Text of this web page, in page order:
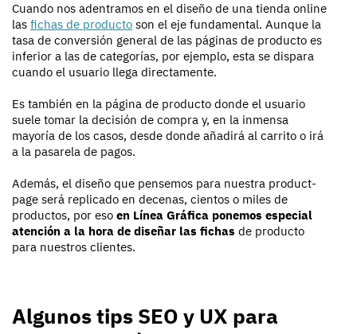
Cuando nos adentramos en el diseño de una tienda online
las fichas de producto son el eje fundamental. Aunque la
tasa de conversión general de las páginas de producto es
inferior a las de categorías, por ejemplo, esta se dispara
cuando el usuario llega directamente.
Es también en la página de producto donde el usuario
suele tomar la decisión de compra y, en la inmensa
mayoría de los casos, desde donde añadirá al carrito o irá
a la pasarela de pagos.
Además, el diseño que pensemos para nuestra product-
page será replicado en decenas, cientos o miles de
productos, por eso en Línea Gráfica ponemos especial
atención a la hora de diseñar las fichas de producto
para nuestros clientes.
Algunos tips SEO y UX para